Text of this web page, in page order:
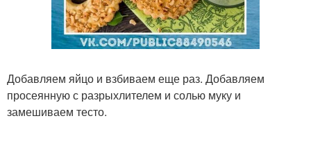
Добавляем яйцо и взбиваем еще раз. Добавляем
просеянную с разрыхлителем и солью муку и
замешиваем тесто.